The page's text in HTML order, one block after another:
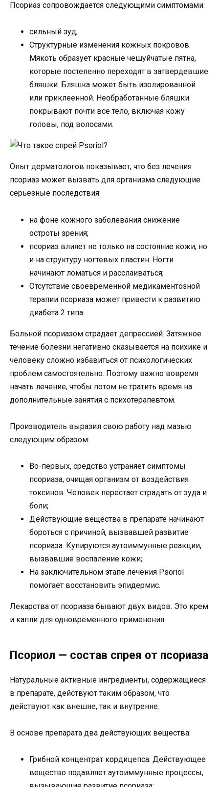
Псориаз сопровождается следующими симптомами:
сильный зуд;
Структурные изменения кожных покровов.
Мякоть образует красные чешуйчатые пятна,
которые постепенно переходят в затвердевшие
бляшки. Бляшка может быть изолированной
или приклеенной. Необработанные бляшки
покрывают почти все тело, включая кожу
головы, под волосами.
Опыт дерматологов показывает, что без лечения
псориаз может вызвать для организма следующие
серьезные последствия:
на фоне кожного заболевания снижение
остроты зрения;
псориаз влияет не только на состояние кожи, но
и на структуру ногтевых пластин. Ногти
начинают ломаться и расслаиваться;
Отсутствие своевременной медикаментозной
терапии псориаза может привести к развитию
диабета 2 типа.
Больной псориазом страдает депрессией. Затяжное
течение болезни негативно сказывается на психике и
человеку сложно избавиться от психологических
проблем самостоятельно. Поэтому важно вовремя
начать лечение, чтобы потом не тратить время на
дополнительные занятия с психотерапевтом.
Производитель выразил свою работу над мазью
следующим образом:
Во-первых, средство устраняет симптомы
псориаза, очищая организм от воздействия
токсинов. Человек перестает страдать от зуда и
боли;
Действующие вещества в препарате начинают
бороться с причиной, вызвавшей развитие
псориаза. Купируются аутоиммунные реакции,
вызвавшие воспаление кожи;
На заключительном этапе лечения Psoriol
помогает восстановить эпидермис.
Лекарства от псориаза бывают двух видов. Это крем
и капли для одновременного применения.
Псориол — состав спрея от псориаза
Натуральные активные ингредиенты, содержащиеся
в препарате, действуют таким образом, что
действуют как внешне, так и внутренне.
В основе препарата два действующих вещества:
Грибной концентрат кордицепса. Действующее
вещество подавляет аутоиммунные процессы,